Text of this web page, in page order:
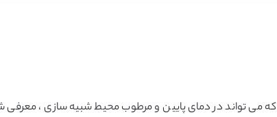
که می تواند در دمای پایین و مرطوب محیط شبیه سازی ،